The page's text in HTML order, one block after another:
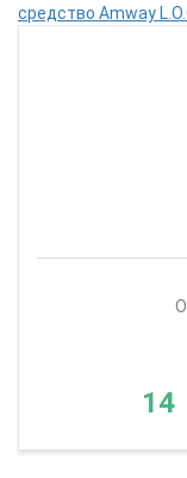
средство Amway
14